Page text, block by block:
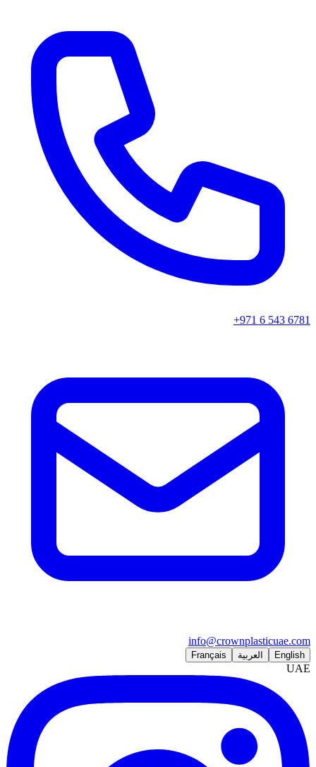
+971 6 543 6781
info@crownplasticuae.com
English العربية Français
UAE